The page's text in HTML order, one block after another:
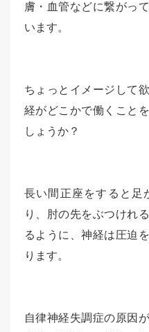
膚・血管などに繋がっ
います。
ちょっとイメージして
経がどこかで働くこと
しょうか？
長い間正座をすると足
り、肘の先をぶつけれ
るように、神経は圧迫
ります。
自律神経失調症の原因